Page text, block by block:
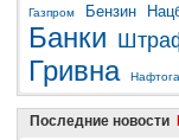
Газпром Бензин
Банки
Гривна
Последние новости